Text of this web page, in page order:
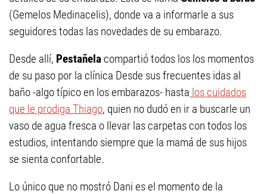
(Gemelos Medinacelis), donde va a informarle a sus
seguidores todas las novedades de su embarazo.
Desde allí, Pestañela compartió todos los los momentos
de su paso por la clínica Desde sus frecuentes idas al
baño -algo típico en los embarazos- hasta los cuidados
que le prodiga Thiago, quien no dudó en ir a buscarle un
vaso de agua fresca o llevar las carpetas con todos los
estudios, intentando siempre que la mamá de sus hijos
se sienta confortable.
Lo único que no mostró Dani es el momento de la